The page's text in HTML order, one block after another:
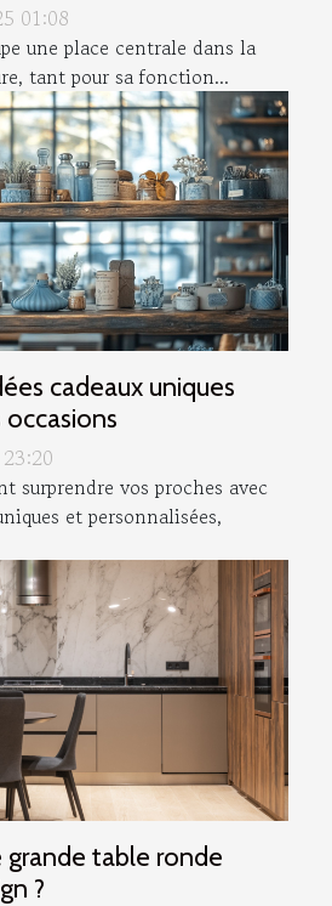
01:08
une place centrale dans la
tant pour sa fonction...
cadeaux uniques
surprendre vos proches avec
et personnalisées,
grande table ronde
?